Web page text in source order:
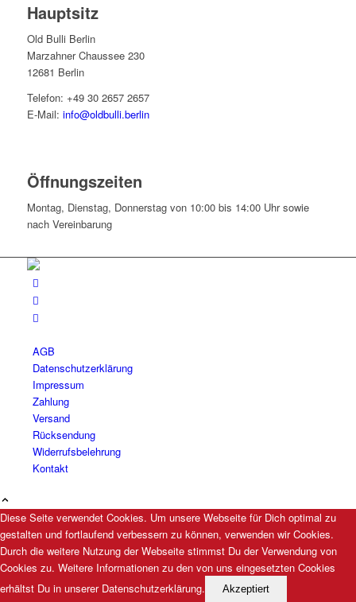
Hauptsitz
Old Bulli Berlin
Marzahner Chaussee 230
12681 Berlin
Telefon: +49 30 2657 2657
E-Mail: info@oldbulli.berlin
Öffnungszeiten
Montag, Dienstag, Donnerstag von 10:00 bis 14:00 Uhr sowie
nach Vereinbarung
AGB
Datenschutzerklärung
Impressum
Zahlung
Versand
Rücksendung
Widerrufsbelehrung
Kontakt
Diese Seite verwendet Cookies. Um unsere Webseite für Dich optimal zu
gestalten und fortlaufend verbessern zu können, verwenden wir Cookies.
Durch die weitere Nutzung der Webseite stimmst Du der Verwendung von
Cookies zu. Weitere Informationen zu den von uns eingesetzten Cookies
erhältst Du in unserer Datenschutzerklärung.
Akzeptiert